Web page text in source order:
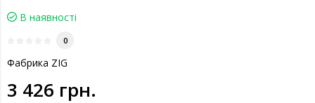
В наявності
0
Фабрика ZIG
3 426 грн.